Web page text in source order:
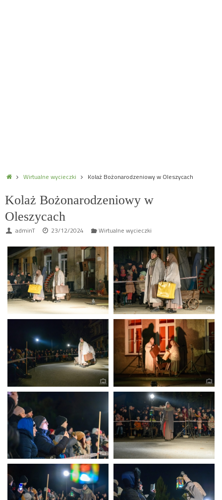
HomeWirtualne wycieczki Kolaż Bożonarodzeniowy w Oleszycach
Kolaż Bożonarodzeniowy w
Oleszycach
adminT 23/12/2024 Wirtualne wycieczki